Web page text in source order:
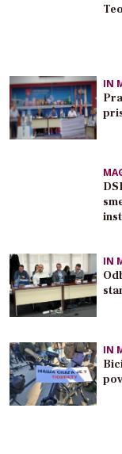
IN
IN
IN